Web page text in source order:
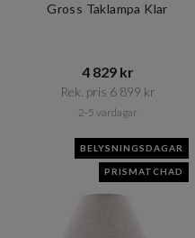
Gross Taklampa Klar
4 829 kr​​
Rek. pris 6 899 kr​​
2-5 vardagar
BELYSNINGSDAGAR
PRISMATCHAD